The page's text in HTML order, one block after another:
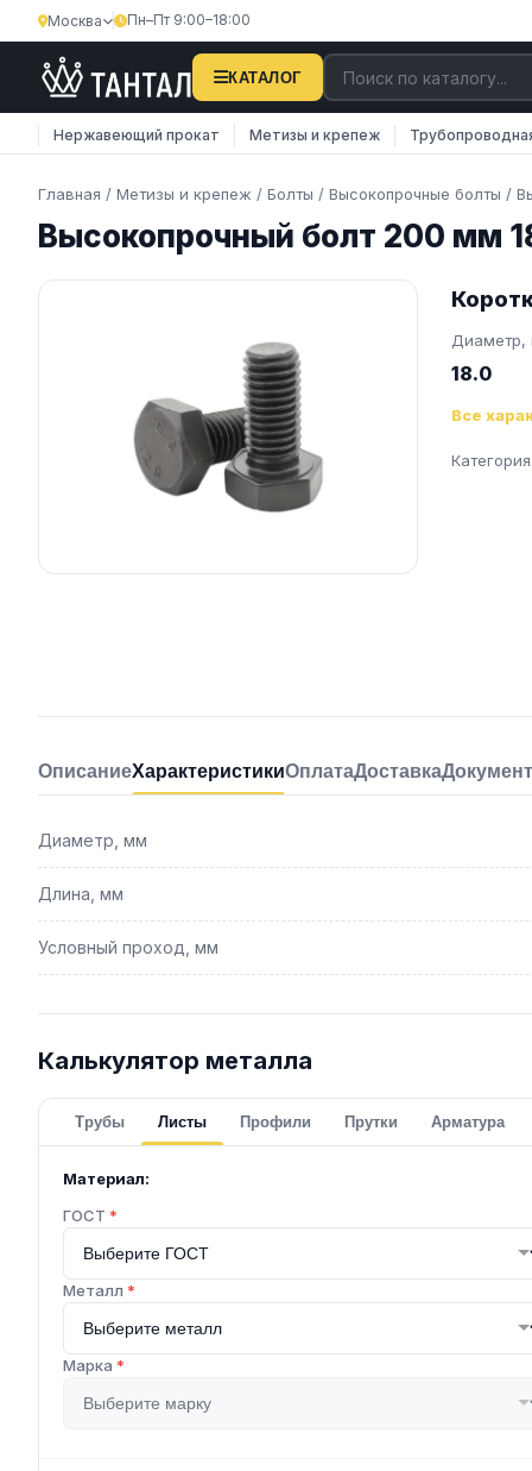
Москва Пн–Пт 9:00–18:00
КАТАЛОГ
Нержавеющий прокат Метизы и крепеж
Главная / Метизы и крепеж / Болты / Высокопрочные болты /
Высокопрочный болт 200 мм
Диаметр,
18.0
Все
Категория:
ОписаниеХарактеристикиОплатаДоставка
Диаметр, мм
Длина, мм
Условный проход, мм
Калькулятор металла
Трубы Листы Профили Прутки Арматура
Материал:
ГОСТ *
Металл *
Марка *
×
Затрудняетесь с поиском?
Наши менеджеры оперативно подберут вам
необходимую продукцию. Закажите обратную
Телефон E-mail
ОТПРАВИТЬ
Нажимая на кнопку, вы соглашаетесь на